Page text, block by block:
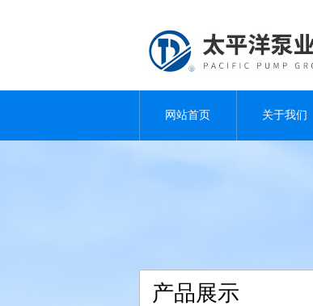
网站首页 关于我们
产品展示